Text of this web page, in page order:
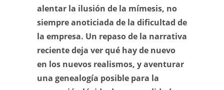
alentar la ilusión de la mímesis, no
siempre anoticiada de la dificultad de
la empresa. Un repaso de la narrativa
reciente deja ver qué hay de nuevo
en los nuevos realismos, y aventurar
una genealogía posible para la